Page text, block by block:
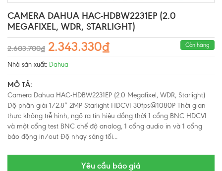
CAMERA DAHUA HAC-HDBW2231EP (2.0
MEGAFIXEL, WDR, STARLIGHT)
2.603.700₫ 2.343.330₫ Còn hàng
Nhà sản xuất: Dahua
MÔ TẢ:
Camera Dahua HAC-HDBW2231EP (2.0 Megafixel, WDR, Starlight)
Độ phân giải 1/2.8” 2MP Starlight HDCVI 30fps@1080P Thời gian
thực không trễ hình, ngõ ra tín hiệu đồng thời 1 cổng BNC HDCVI
và một cổng test BNC chế độ analog, 1 cổng audio in và 1 cổng
báo động in/out Độ nhạy sáng tối...
Yêu cầu báo giá